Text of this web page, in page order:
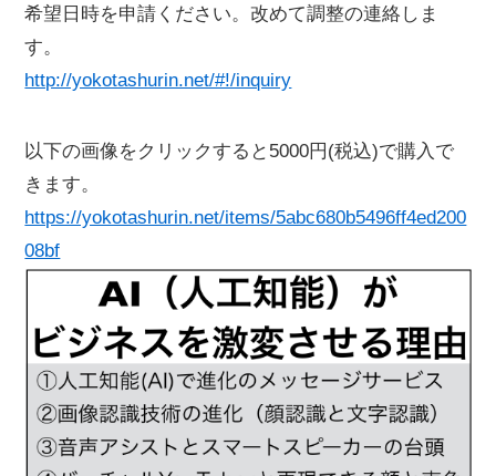
希望日時を申請ください。改めて調整の連絡しま
す。
http://yokotashurin.net/#!/inquiry
以下の画像をクリックすると5000円(税込)で購入で
きます。
https://yokotashurin.net/items/5abc680b5496ff4ed200
08bf